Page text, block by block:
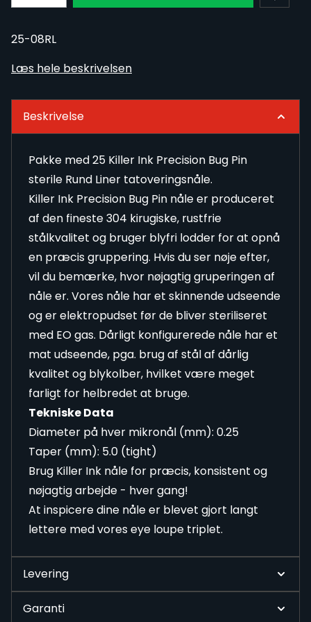
25-08RL
Læs hele beskrivelsen
Beskrivelse
Pakke med 25 Killer Ink Precision Bug Pin
sterile Rund Liner tatoveringsnåle.
Killer Ink Precision Bug Pin nåle er produceret
af den fineste 304 kirugiske, rustfrie
stålkvalitet og bruger blyfri lodder for at opnå
en præcis gruppering. Hvis du ser nøje efter,
vil du bemærke, hvor nøjagtig gruperingen af
nåle er. Vores nåle har et skinnende udseende
og er elektropudset før de bliver steriliseret
med EO gas. Dårligt konfigurerede nåle har et
mat udseende, pga. brug af stål af dårlig
kvalitet og blykolber, hvilket være meget
farligt for helbredet at bruge.
Tekniske Data
Diameter på hver mikronål (mm): 0.25
Taper (mm): 5.0 (tight)
Brug Killer Ink nåle for præcis, konsistent og
nøjagtig arbejde - hver gang!
At inspicere dine nåle er blevet gjort langt
lettere med vores eye loupe triplet.
Levering
Garanti